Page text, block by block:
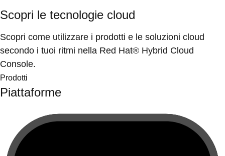
Scopri le tecnologie cloud
Scopri come utilizzare i prodotti e le soluzioni cloud
secondo i tuoi ritmi nella Red Hat® Hybrid Cloud
Console.
Prodotti
Piattaforme